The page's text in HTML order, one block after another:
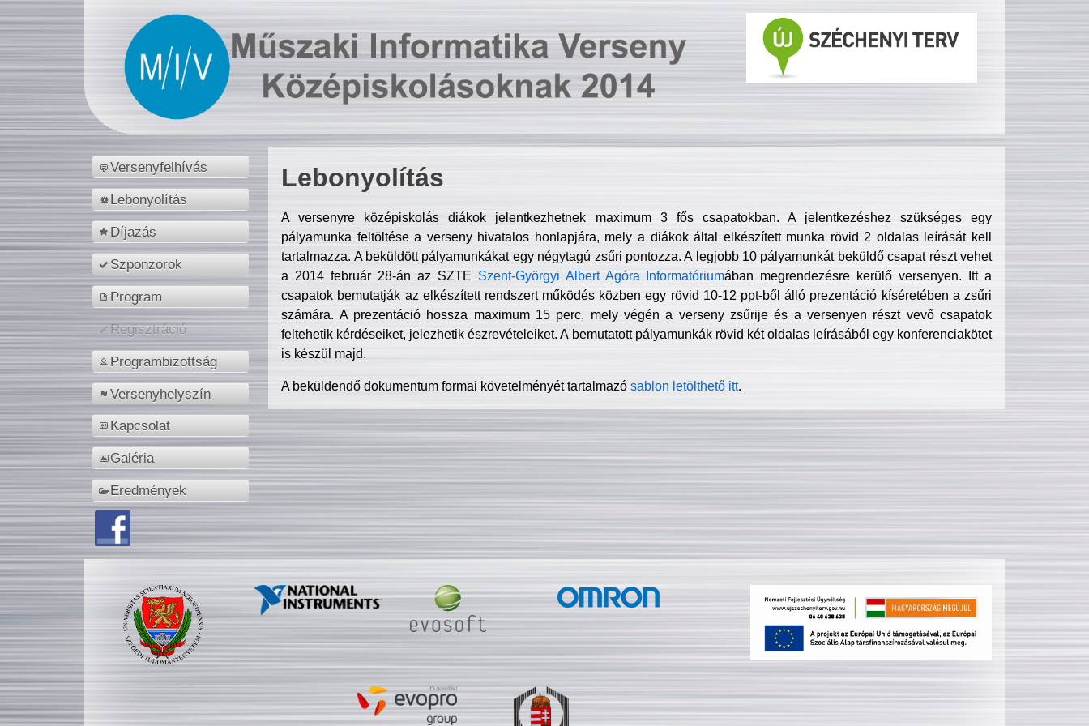
Versenyfelhívás
Lebonyolítás
Díjazás
Szponzorok
Program
Regisztráció
Programbizottság
Versenyhelyszín
Kapcsolat
Galéria
Eredmények
Lebonyolítás
A versenyre középiskolás diákok jelentkezhetnek maximum 3 fős csapatokban. A jelentkezéshez szükséges egy
pályamunka feltöltése a verseny hivatalos honlapjára, mely a diákok által elkészített munka rövid 2 oldalas leírását kell
tartalmazza. A beküldött pályamunkákat egy négytagú zsűri pontozza. A legjobb 10 pályamunkát beküldő csapat részt vehet
a 2014 február 28-án az SZTE Szent-Györgyi Albert Agóra Informatóriumában megrendezésre kerülő versenyen. Itt a
csapatok bemutatják az elkészített rendszert működés közben egy rövid 10-12 ppt-ből álló prezentáció kíséretében a zsűri
számára. A prezentáció hossza maximum 15 perc, mely végén a verseny zsűrije és a versenyen részt vevő csapatok
feltehetik kérdéseiket, jelezhetik észrevételeiket. A bemutatott pályamunkák rövid két oldalas leírásából egy konferenciakötet
is készül majd.
A beküldendő dokumentum formai követelményét tartalmazósablon letölthető itt.